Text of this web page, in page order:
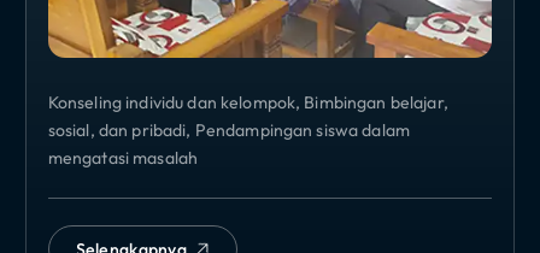
Konseling individu dan kelompok, Bimbingan belajar,
sosial, dan pribadi, Pendampingan siswa dalam
mengatasi masalah